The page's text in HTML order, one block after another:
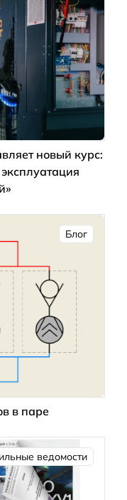
новый курс:
Блог
в паре
ведомости